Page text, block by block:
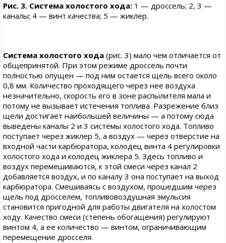
Рис. 3. Система холостого хода: 1 — дроссель; 2, 3 —
каналы; 4 — винт качества; 5 — жиклер.
Система холостого хода (рис. 3) мало чем отличается от
общепринятой. При этом режиме дроссель почти
полностью опущен — под ним остается щель всего около
0,8 мм. Количество проходящего через нее воздуха
незначительно, скорость его в зоне распылителя мала и
потому не вызывает истечения топлива. Разрежение близ
щели достигает наибольшей величины — а потому сюда
выведены каналы 2 и 3 системы холостого хода. Топливо
поступает через жиклер 5, а воздух — через отверстие на
входной части карбюратора, колодец винта 4 регулировки
холостого хода и колодец жиклера 5. Здесь топливо и
воздух перемешиваются, к этой смеси через канал 2
добавляется воздух, и по каналу 3 она поступает на выход
карбюратора. Смешиваясь с воздухом, прошедшим через
щель под дросселем, топливовоздушная эмульсия
становится пригодной для работы двигателя на холостом
ходу. Качество смеси (степень обогащения) регулируют
винтом 4, а ее количество — винтом, ограничивающим
перемещение дросселя.